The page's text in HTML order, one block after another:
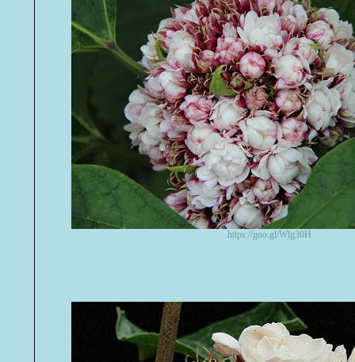
https://goo.gl/Wlg30H